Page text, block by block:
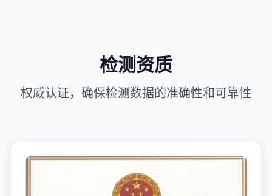
检测资质
权威认证，确保检测数据的准确性和可靠性